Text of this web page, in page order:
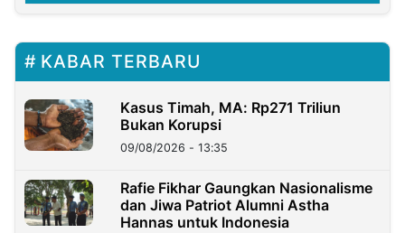
KABAR TERBARU
Kasus Timah, MA: Rp271 Triliun
Bukan Korupsi
09/08/2026 - 13:35
Rafie Fikhar Gaungkan Nasionalisme
dan Jiwa Patriot Alumni Astha
Hannas untuk Indonesia